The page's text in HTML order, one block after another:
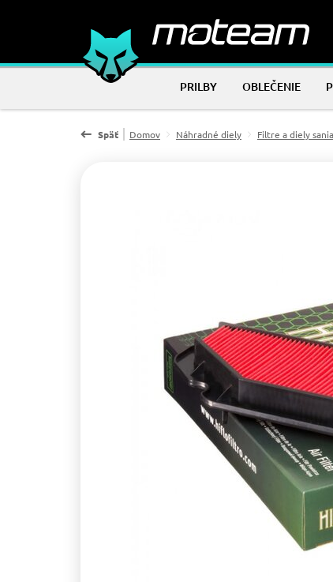
PRILBY OBLEČENIE
Späť Domov Náhradné diely Filtre a diely sania